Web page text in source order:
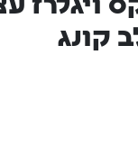
קונג